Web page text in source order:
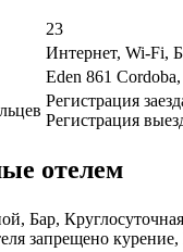
23
Интернет, Wi-Fi,
Eden 861
Регистрация
Регистрация
отелем
Бар,
запрещено